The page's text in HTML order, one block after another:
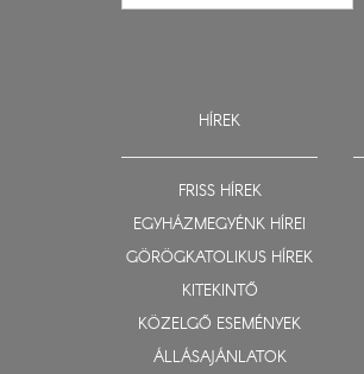
HÍREK
FRISS HÍREK
EGYHÁZMEGYÉNK HÍREI
GÖRÖGKATOLIKUS HÍREK
KITEKINTŐ
KÖZELGŐ ESEMÉNYEK
ÁLLÁSAJÁNLATOK